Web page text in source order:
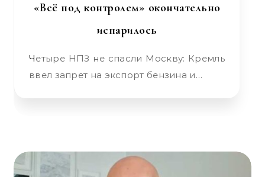
«Всё под контролем» окончательно
испарилось
Четыре НПЗ не спасли Москву: Кремль
ввел запрет на экспорт бензина и…